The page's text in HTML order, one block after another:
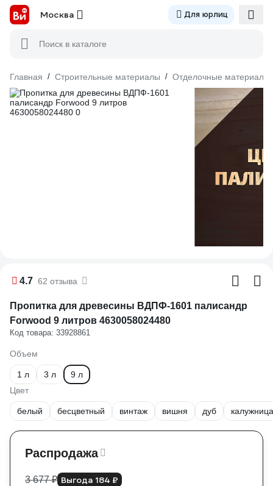
Москва Для юрлиц
Поиск в каталоге
Главная / Строительные материалы / Отделочные материалы
4.7 62 отзыва
Пропитка для древесины ВДПФ-1601 палисандр
Forwood 9 литров 4630058024480
Код товара: 33928861
Объем
1 л 3 л
9 л
Цвет
белый бесцветный винтаж вишня дуб калужница
Распродажа
3 677 ₽ Выгода 184 ₽